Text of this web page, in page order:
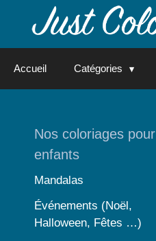
Accueil Catégories
Nos coloriages pour
enfants
Mandalas
Événements (Noël,
Halloween, Fêtes …)